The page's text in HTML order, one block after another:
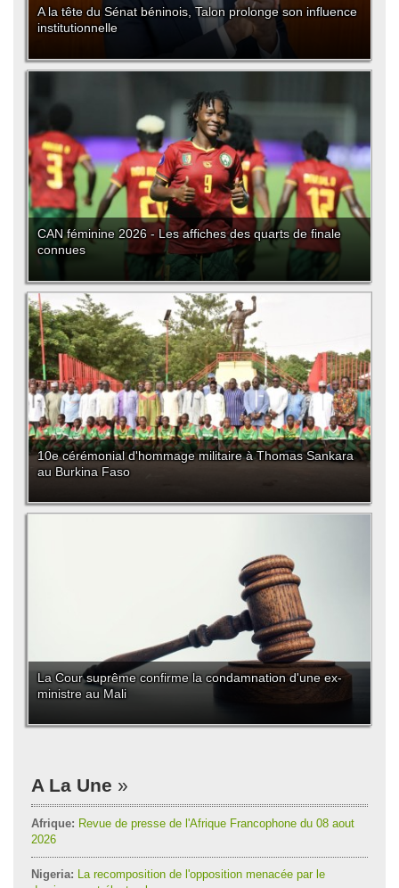
A la tête du Sénat béninois, Talon prolonge son influence
institutionnelle
CAN féminine 2026 - Les affiches des quarts de finale
connues
10e cérémonial d'hommage militaire à Thomas Sankara
au Burkina Faso
La Cour suprême confirme la condamnation d'une ex-
ministre au Mali
A La Une
Afrique: Revue de presse de l'Afrique Francophone du 08 aout
2026
Nigeria: La recomposition de l'opposition menacée par le